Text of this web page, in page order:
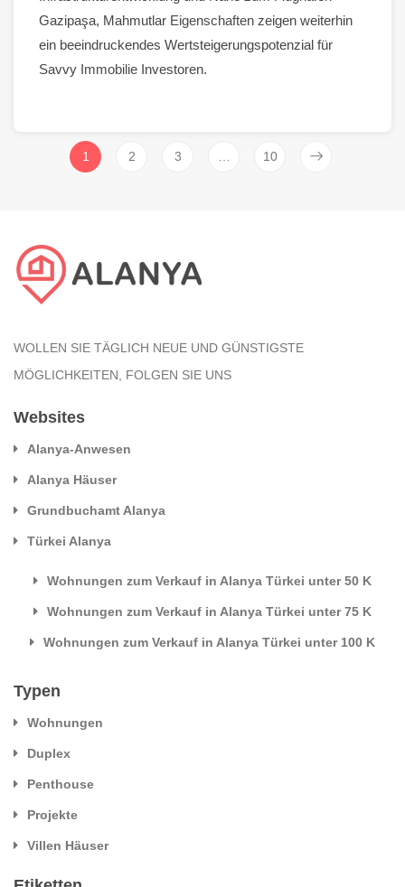
Gazipaşa, Mahmutlar Eigenschaften zeigen weiterhin
ein beeindruckendes Wertsteigerungspotenzial für
Savvy Immobilie Investoren.
1 2 3 10
WOLLEN SIE TÄGLICH NEUE UND GÜNSTIGSTE
MÖGLICHKEITEN, FOLGEN SIE UNS
Websites
Alanya-Anwesen
Alanya Häuser
Grundbuchamt Alanya
Türkei Alanya
Wohnungen zum Verkauf in Alanya Türkei unter 50 K
Wohnungen zum Verkauf in Alanya Türkei unter 75 K
Wohnungen zum Verkauf in Alanya Türkei unter 100 K
Typen
Wohnungen
Duplex
Penthouse
Projekte
Villen Häuser